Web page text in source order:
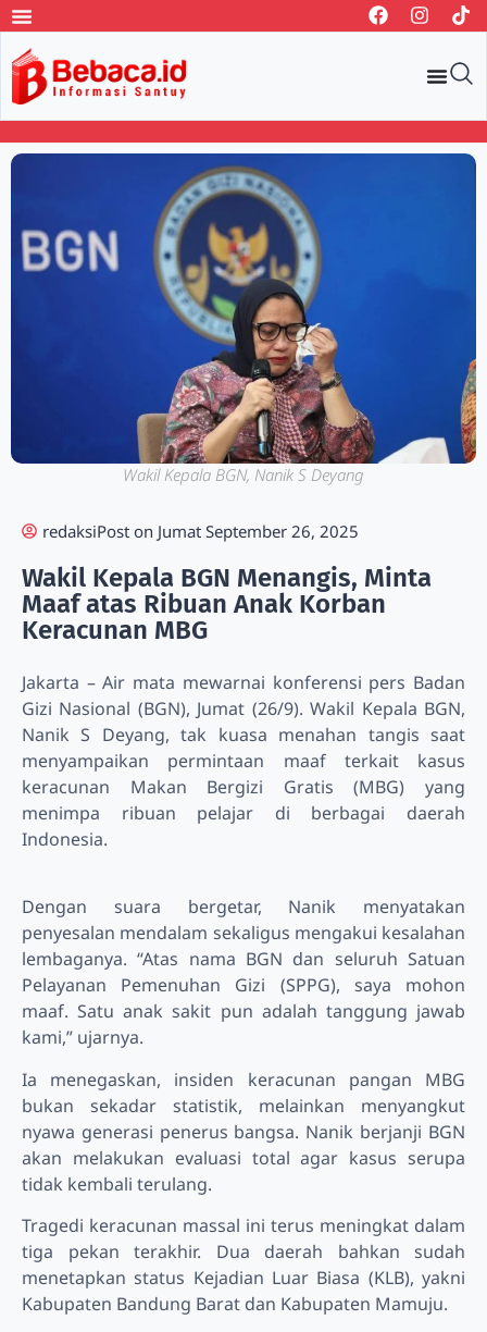
Wakil Kepala BGN, Nanik S Deyang
redaksiPost on Jumat September 26, 2025
Wakil Kepala BGN Menangis, Minta
Maaf atas Ribuan Anak Korban
Keracunan MBG
Jakarta – Air mata mewarnai konferensi pers Badan
Gizi Nasional (BGN), Jumat (26/9). Wakil Kepala BGN,
Nanik S Deyang, tak kuasa menahan tangis saat
menyampaikan permintaan maaf terkait kasus
keracunan Makan Bergizi Gratis (MBG) yang
menimpa ribuan pelajar di berbagai daerah
Indonesia.
Dengan suara bergetar, Nanik menyatakan
penyesalan mendalam sekaligus mengakui kesalahan
lembaganya. “Atas nama BGN dan seluruh Satuan
Pelayanan Pemenuhan Gizi (SPPG), saya mohon
maaf. Satu anak sakit pun adalah tanggung jawab
kami,” ujarnya.
Ia menegaskan, insiden keracunan pangan MBG
bukan sekadar statistik, melainkan menyangkut
nyawa generasi penerus bangsa. Nanik berjanji BGN
akan melakukan evaluasi total agar kasus serupa
tidak kembali terulang.
Tragedi keracunan massal ini terus meningkat dalam
tiga pekan terakhir. Dua daerah bahkan sudah
menetapkan status Kejadian Luar Biasa (KLB), yakni
Kabupaten Bandung Barat dan Kabupaten Mamuju.